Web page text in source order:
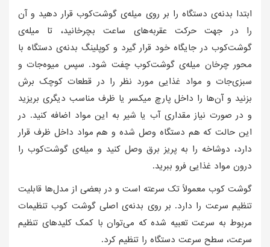
ابتدا بدنه‌ی دستگاه را بر روی میله‌ی گوشت‌کوب قرار دهید و آن
را در جهت حرکت عقربه‌های ساعت بچرخانید، تا میله‌ی
گوشت‌کوب در جایگاه خود قرار گیرد و کوپلینگ بدنه‌ی دستگاه با
محور چرخان میله‌ی گوشت‌کوب چفت شود. سپس میوه‌جات و
سبزی‌جات و مواد غذایی مورد نظر را در قطعات کوچک برش
بزنید و آن‌ها را داخل پارچ میکسر یا ظرف مناسب دیگری بریزید
و در صورت نیاز مقداری آب یا شیر به این مواد اضافه کنید. در
این حالت که هم دستگاه وصل شده و هم مواد داخل ظرف قرار
دارد، دوشاخه را به پریز برق وصل کنید و میله‌ی گوشت‌کوب را
درون مواد غذایی فرو ببرید.
گوشت کوب معمولاً تک سرعته است و در بعضی از مدل‌ها قابلیت
تنظیم سرعت را دارد. بر روی بدنه‌ی اصلی گوشت کوب تنظیمات
مربوط به سرعت تعبیه شده که می‌توان با کمک کلیدهای تنظیم
سرعت، سطح سرعت دستگاه را تنظیم کرد.